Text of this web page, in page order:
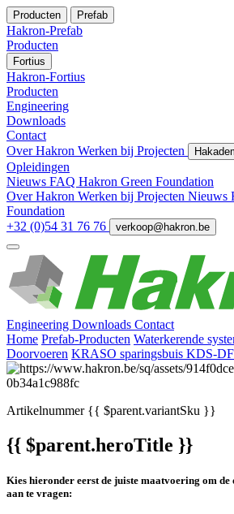
Producten Prefab
Hakron-Prefab
Producten
Fortius
Hakron-Fortius
Producten
Engineering
Downloads
Contact
Over Hakron Werken bij Projecten
Opleidingen
Nieuws FAQ Hakron Green Foundation
Over Hakron Werken bij Projecten Nieuws
Foundation
+32 (0)54 31 76 76
verkoop@hakron.be
Engineering Downloads Contact
Home Prefab-Producten Waterkerende
Doorvoeren KRASO sparingsbuis KDS-
Artikelnummer{{ $parent.variantSku }}
{{ $parent.heroTitle }}
Kies hieronder eerst de juiste maatvoering om
aan te vragen: